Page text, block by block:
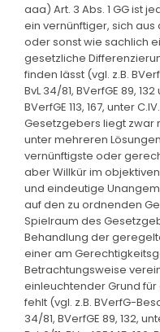
aaa) Art. 3 Abs. 1 GG ist
ein vernünftiger, sich
oder sonst wie sachlich
gesetzliche
finden lässt (vgl. z.B.
BvL 34/81, BVerfGE 89,
BVerfGE 113, 167, unter
Gesetzgebers liegt zwar
unter mehreren
vernünftigste oder
aber Willkür im
und eindeutige
auf den zu ordnenden
Spielraum des
Behandlung der
einer am
Betrachtungsweise
einleuchtender Grund
fehlt (vgl. z.B. BVerfG-
34/81, BVerfGE 89, 132,